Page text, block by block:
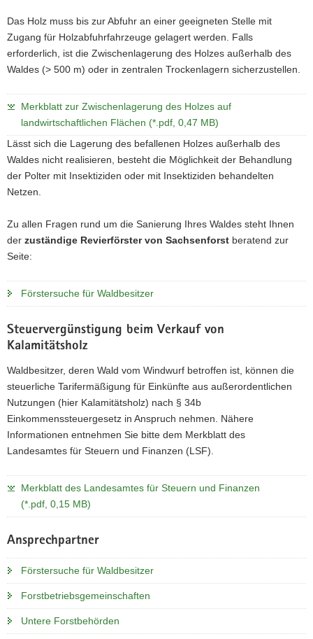
Das Holz muss bis zur Abfuhr an einer geeigneten Stelle mit
Zugang für Holzabfuhrfahrzeuge gelagert werden. Falls
erforderlich, ist die Zwischenlagerung des Holzes außerhalb des
Waldes (> 500 m) oder in zentralen Trockenlagern sicherzustellen.
Merkblatt zur Zwischenlagerung des Holzes auf
landwirtschaftlichen Flächen (*.pdf, 0,47 MB)
Lässt sich die Lagerung des befallenen Holzes außerhalb des
Waldes nicht realisieren, besteht die Möglichkeit der Behandlung
der Polter mit Insektiziden oder mit Insektiziden behandelten
Netzen.
Zu allen Fragen rund um die Sanierung Ihres Waldes steht Ihnen
der zuständige Revierförster von Sachsenforst beratend zur
Seite:
Förstersuche für Waldbesitzer
Steuervergünstigung beim Verkauf von
Kalamitätsholz
Waldbesitzer, deren Wald vom Windwurf betroffen ist, können die
steuerliche Tarifermäßigung für Einkünfte aus außerordentlichen
Nutzungen (hier Kalamitätsholz) nach § 34b
Einkommenssteuergesetz in Anspruch nehmen. Nähere
Informationen entnehmen Sie bitte dem Merkblatt des
Landesamtes für Steuern und Finanzen (LSF).
Merkblatt des Landesamtes für Steuern und Finanzen
(*.pdf, 0,15 MB)
Ansprechpartner
Förstersuche für Waldbesitzer
Forstbetriebsgemeinschaften
Untere Forstbehörden